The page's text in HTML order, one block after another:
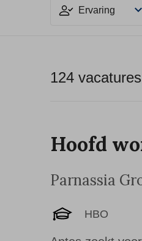
Ervaring
124
Hoofd
Parnassia
HBO